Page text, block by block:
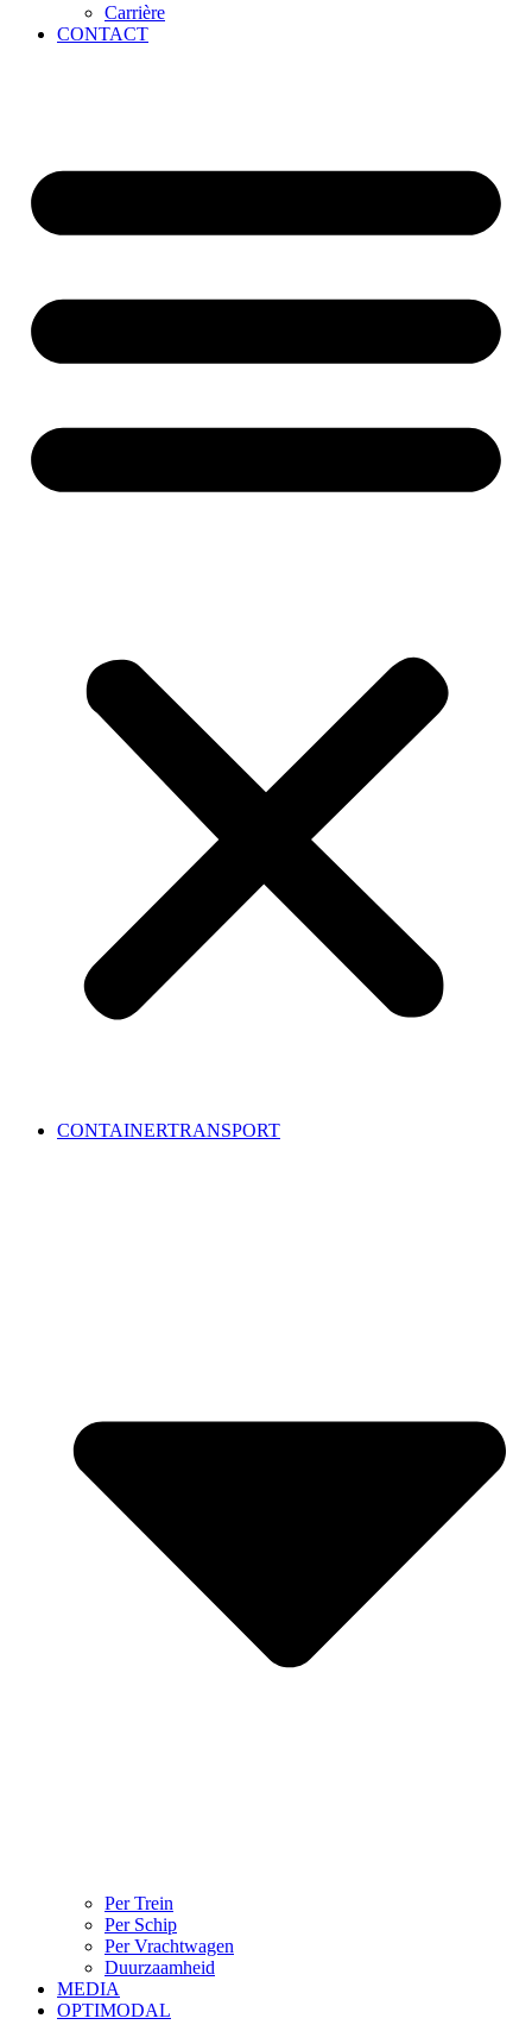
Carrière
CONTACT
CONTAINERTRANSPORT
Per Trein
Per Schip
Per Vrachtwagen
Duurzaamheid
MEDIA
OPTIMODAL